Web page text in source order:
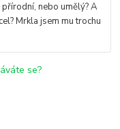
nebo umělý? A
Mrkla jsem mu trochu